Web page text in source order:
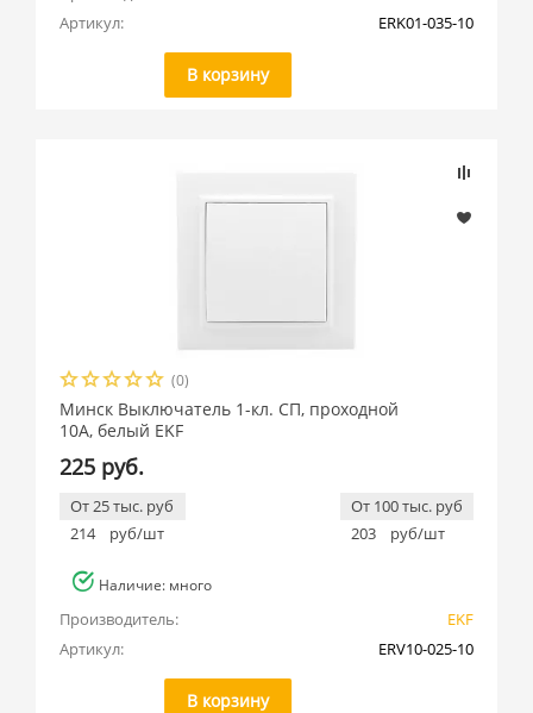
Артикул:
ERK01-035-10
В корзину
(0)
Минск Выключатель 1-кл. СП, проходной
10А, белый EKF
225 руб.
От 25 тыс. руб
214
руб/шт
От 100 тыс. руб
203
руб/шт
Наличие: много
Производитель:
EKF
Артикул:
ERV10-025-10
В корзину